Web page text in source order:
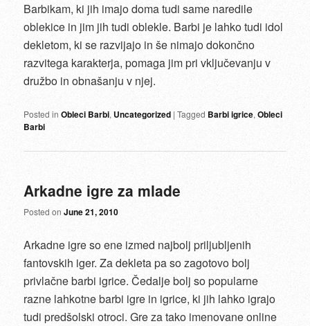
Barbikam, ki jih imajo doma tudi same naredile
oblekice in jim jih tudi oblekle. Barbi je lahko tudi idol
dekletom, ki se razvijajo in še nimajo dokončno
razvitega karakterja, pomaga jim pri vključevanju v
družbo in obnašanju v njej.
Posted in Obleci Barbi,Uncategorized |Tagged Barbi igrice,Obleci
Barbi
Arkadne igre za mlade
Posted onJune 21, 2010
Arkadne igre so ene izmed najbolj priljubljenih
fantovskih iger. Za dekleta pa so zagotovo bolj
privlačne barbi igrice. Čedalje bolj so popularne
razne lahkotne barbi igre in igrice, ki jih lahko igrajo
tudi predšolski otroci. Gre za tako imenovane online